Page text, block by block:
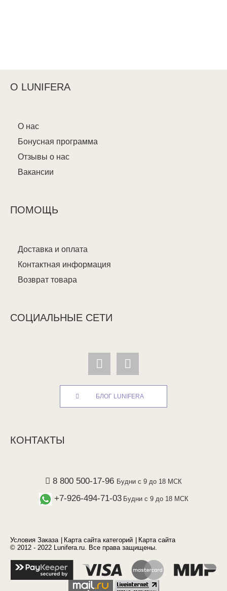
О LUNIFERA
О нас
Бонусная программа
Отзывы о нас
Вакансии
ПОМОЩЬ
Доставка и оплата
Контактная информация
Возврат товара
СОЦИАЛЬНЫЕ СЕТИ
БЛОГ LUNIFERA
КОНТАКТЫ
8 800 500-17-96 Будни с 9 до 18 МСК
+7-926-494-71-03 Будни с 9 до 18 МСК
Условия Заказа Карта сайта категорий
Карта сайта
© 2012 - 2022 Lunifera.ru. Все права защищены.